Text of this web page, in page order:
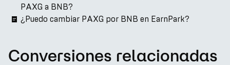
PAXG a BNB?
¿Puedo cambiar PAXG por BNB en EarnPark?
Conversiones relacionadas